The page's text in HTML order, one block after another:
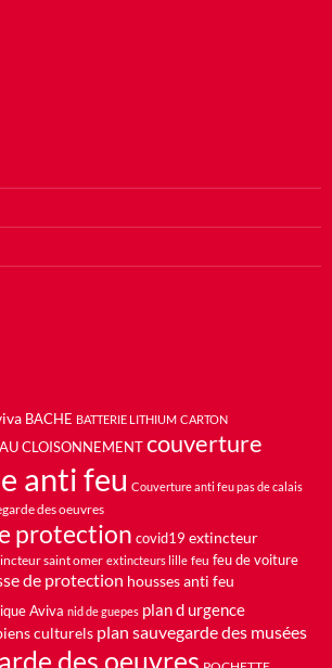
BACHE BATTERIE LITHIUM CARTON
CLOISONNEMENT couverture
anti feu Couverture anti feu pas de calais
des oeuvres
protection covid19 extincteur
saint omer extincteurs lille feu feu de voiture
de protection housses anti feu
Aviva nid de guepes plan d urgence
culturels plan sauvegarde des musées
des oeuvres